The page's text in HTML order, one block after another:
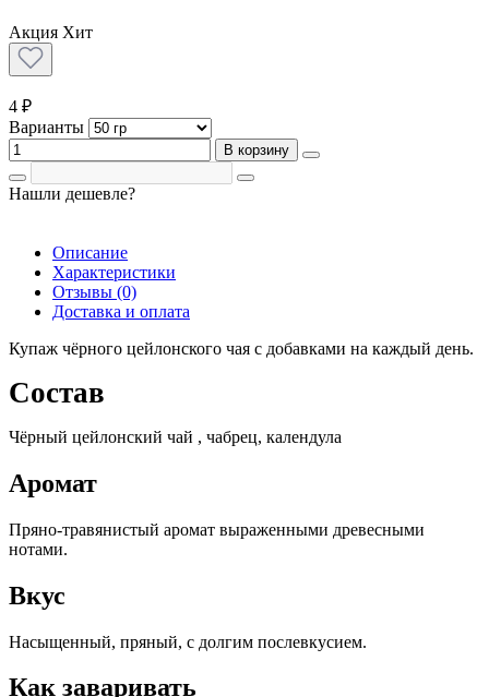
Акция Хит
4 ₽
Варианты
В корзину
Нашли дешевле?
Описание
Характеристики
Отзывы (0)
Доставка и оплата
Купаж чёрного цейлонского чая с добавками на каждый день.
Состав
Чёрный цейлонский чай , чабрец, календула
Аромат
Пряно-травянистый аромат выраженными древесными
нотами.
Вкус
Насыщенный, пряный, с долгим послевкусием.
Как заваривать